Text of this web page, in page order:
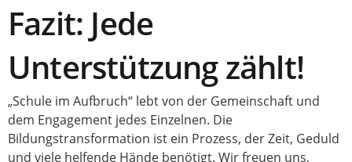
Fazit: Jede
Unterstützung zählt!
„Schule im Aufbruch“ lebt von der Gemeinschaft und
dem Engagement jedes Einzelnen. Die
Bildungstransformation ist ein Prozess, der Zeit, Geduld
und viele helfende Hände benötigt. Wir freuen uns,